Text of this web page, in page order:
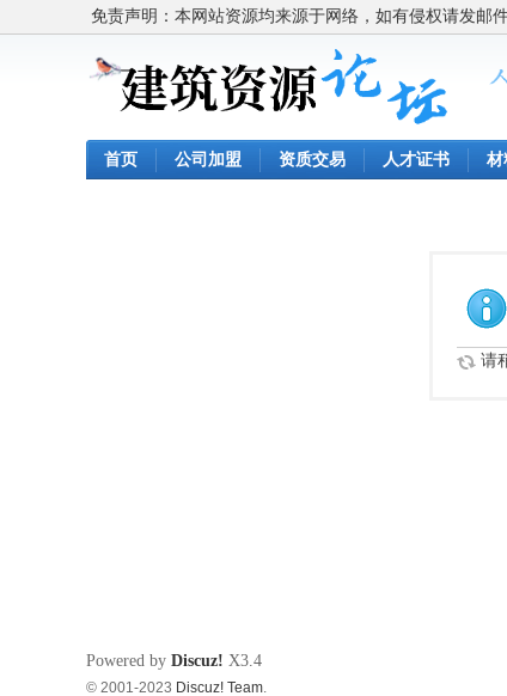
免责声明：本网站资源均来源于网络，如有侵权请发邮
首页 公司加盟 资质交易 人才证书 材
请
Powered by Discuz! X3.4
© 2001-2023 Discuz! Team